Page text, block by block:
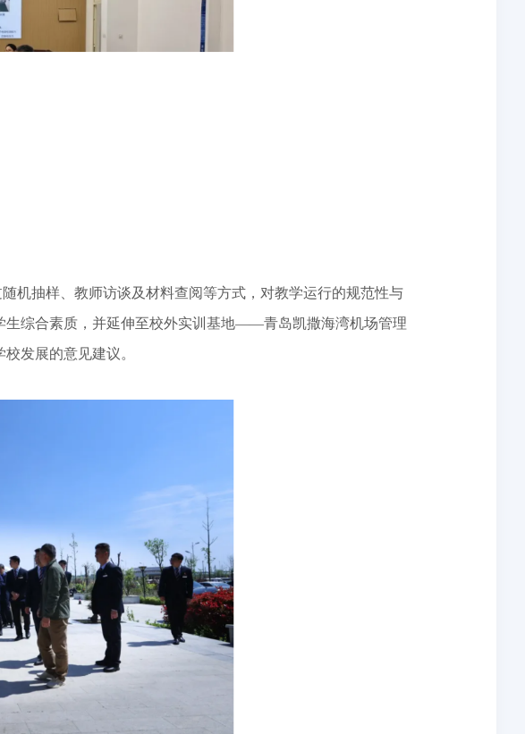
机抽样、教师访谈及材料查阅等方式，对教学运行的规范性与
生综合素质，并延伸至校外实训基地——青岛凯撒海湾机场管理
发展的意见建议。